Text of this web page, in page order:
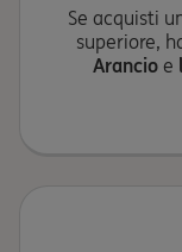
Se acquisti
superiore,
Arancio e